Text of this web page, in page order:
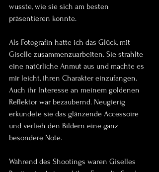
wusste, wie sie sich am besten
präsentieren konnte.
Als Fotografin hatte ich das Glück, mit
Giselle zusammenzuarbeiten. Sie strahlte
eine natürliche Anmut aus und machte es
mir leicht, ihren Charakter einzufangen.
Auch ihr Interesse an meinem goldenen
Reflektor war bezaubernd. Neugierig
erkundete sie das glänzende Accessoire
und verlieh den Bildern eine ganz
besondere Note.
Während des Shootings waren Giselles